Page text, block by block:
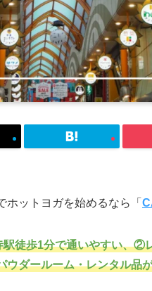
ホットヨガを始めるなら「
徒歩1分で通いやすい、②
ダールーム・レンタル品